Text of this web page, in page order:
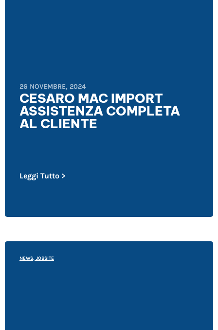
26 NOVEMBRE, 2024
CESARO MAC IMPORT
ASSISTENZA COMPLETA
AL CLIENTE
Leggi Tutto >
NEWS, JOBSITE